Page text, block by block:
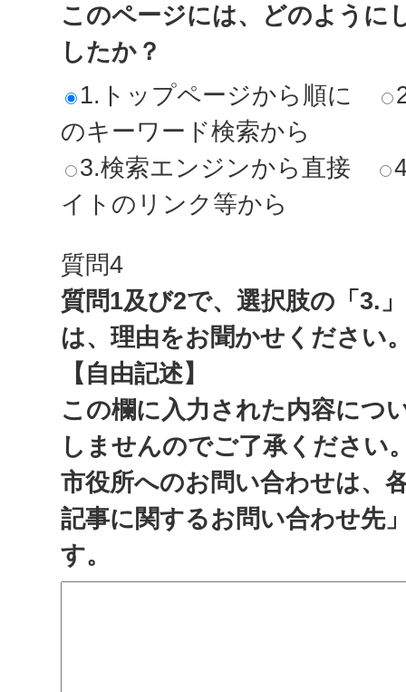
このページには、どのように
したか？
1.トップページから順に
のキーワード検索から
3.検索エンジンから直接
イトのリンク等から
質問4
質問1及び2で、選択肢の「3.
は、理由をお聞かせください
【自由記述】
この欄に入力された内容につ
しませんのでご了承ください
市役所へのお問い合わせは、
記事に関するお問い合わせ先
す。